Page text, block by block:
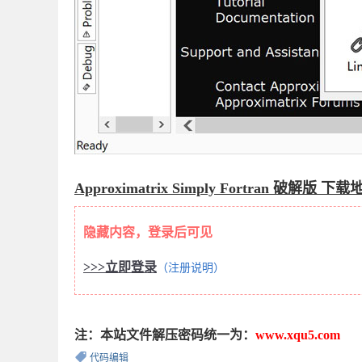
Approximatrix Simply Fortran 破解版 下载
隐藏内容，登录后可见
>>>立即登录 （注册说明）
注：本站文件解压密码统一为： www.xqu5.com
代码编辑